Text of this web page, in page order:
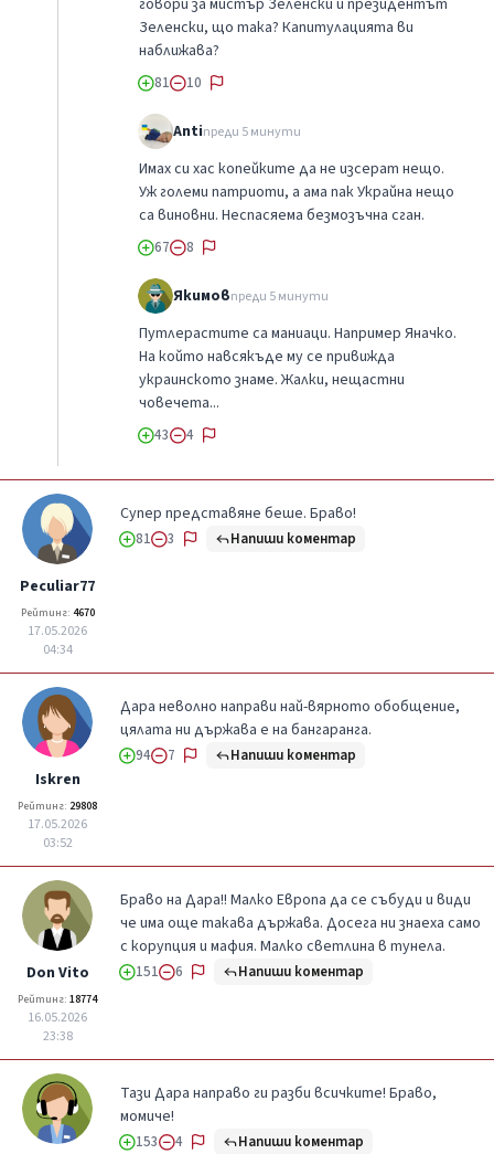
говори за мистър Зеленски и президентът
Зеленски, що така? Капитулацията ви
наближава?
81 10
Antiпреди 5 минути
Имах си хас копейките да не изсерат нещо.
Уж големи патриоти, а ама пак Украйна нещо
са виновни. Неспасяема безмозъчна сган.
67 8
Якимовпреди 5 минути
Путлерастите са маниаци. Например Яначко.
На който навсякъде му се привижда
украинското знаме. Жалки, нещастни
човечета...
43 4
Peculiar77
Рейтинг: 4670
17.05.2026
04:34
Супер представяне беше. Браво!
81 3 Напиши коментар
Iskren
Рейтинг: 29808
17.05.2026
03:52
Дара неволно направи най-вярното обобщение,
цялата ни държава е на бангаранга.
94 7 Напиши коментар
Don Vito
Рейтинг: 18774
16.05.2026
23:38
Браво на Дара!! Малко Европа да се събуди и види
че има още такава държава. Досега ни знаеха само
с корупция и мафия. Малко светлина в тунела.
151 6 Напиши коментар
Тази Дара направо ги разби всичките! Браво,
момиче!
153 4 Напиши коментар